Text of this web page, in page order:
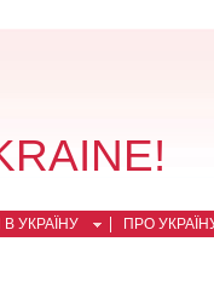
УКРАЇНУ ПРО